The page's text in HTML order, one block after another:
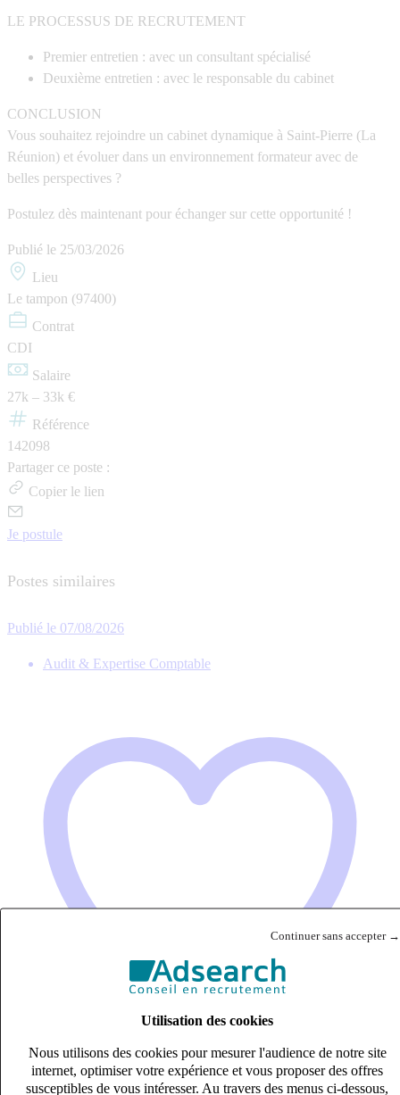
Continuer sans accepter →
Utilisation des cookies
Nous utilisons des cookies pour mesurer l'audience de notre site
internet, optimiser votre expérience et vous proposer des offres
susceptibles de vous intéresser. Au travers des menus ci-dessous,
LE PROCESSUS DE RECRUTEMENT
Premier entretien : avec un consultant spécialisé
Deuxième entretien : avec le responsable du cabinet
CONCLUSION
Vous souhaitez rejoindre un cabinet dynamique à Saint-Pierre (La
Réunion) et évoluer dans un environnement formateur avec de
belles perspectives ?
Postulez dès maintenant pour échanger sur cette opportunité !
Publié le 25/03/2026
Lieu
Le tampon (97400)
Contrat
CDI
Salaire
27k – 33k €
Référence
142098
Partager ce poste :
Copier le lien
Je postule
Postes similaires
Publié le 07/08/2026
Audit & Expertise Comptable
Chef de mission Audit /Futur associé (H/F)